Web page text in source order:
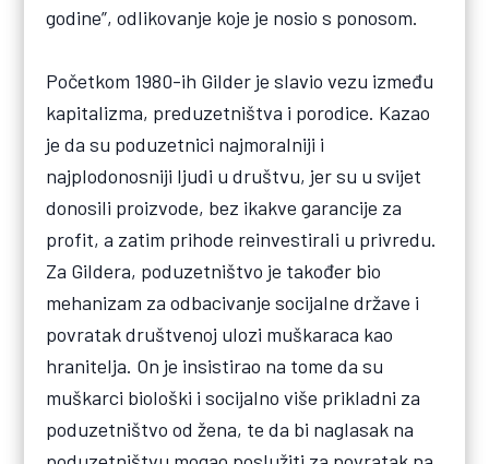
godine”, odlikovanje koje je nosio s ponosom.
Početkom 1980-ih Gilder je slavio vezu između
kapitalizma, preduzetništva i porodice. Kazao
je da su poduzetnici najmoralniji i
najplodonosniji ljudi u društvu, jer su u svijet
donosili proizvode, bez ikakve garancije za
profit, a zatim prihode reinvestirali u privredu.
Za Gildera, poduzetništvo je također bio
mehanizam za odbacivanje socijalne države i
povratak društvenoj ulozi muškaraca kao
hranitelja. On je insistirao na tome da su
muškarci biološki i socijalno više prikladni za
poduzetništvo od žena, te da bi naglasak na